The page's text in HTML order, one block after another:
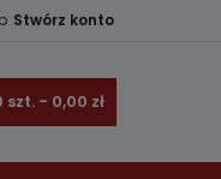
Stwórz konto
szt. - 0,00 zł